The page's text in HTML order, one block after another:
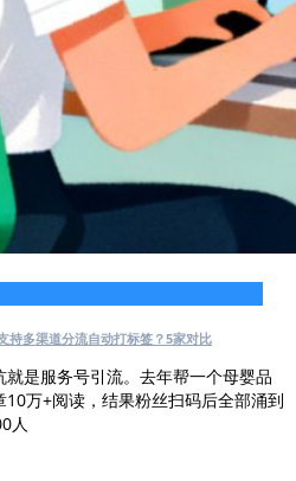
持多渠道分流自动打标签？5家对比
是服务号引流。去年帮一个母婴品
万+阅读，结果粉丝扫码后全部涌到
人